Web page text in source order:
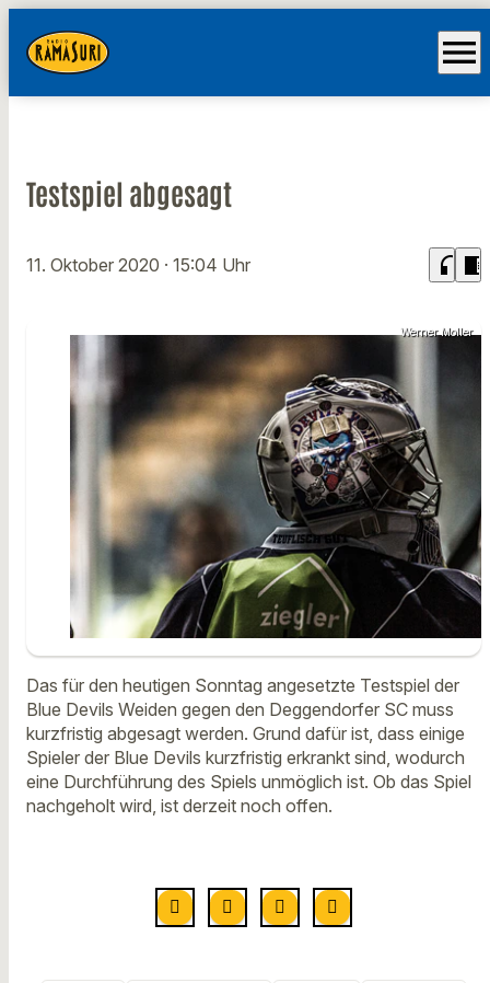
menu
Testspiel abgesagt
11. Oktober 2020 · 15:04 Uhr headphones chrome_reader_mode
Werner Moller
Das für den heutigen Sonntag angesetzte Testspiel der
Blue Devils Weiden gegen den Deggendorfer SC muss
kurzfristig abgesagt werden. Grund dafür ist, dass einige
Spieler der Blue Devils kurzfristig erkrankt sind, wodurch
eine Durchführung des Spiels unmöglich ist. Ob das Spiel
nachgeholt wird, ist derzeit noch offen.